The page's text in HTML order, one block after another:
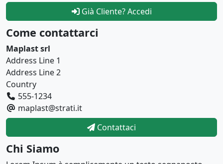
Già Cliente? Accedi
Come contattarci
Maplast srl
Address Line 1
Address Line 2
Country
555-1234
maplast@strati.it
Contattaci
Chi Siamo